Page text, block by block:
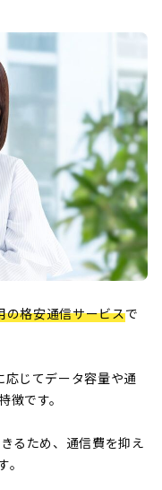
の格安通信サービスで
じてデータ容量や通
です。
るため、通信費を抑え